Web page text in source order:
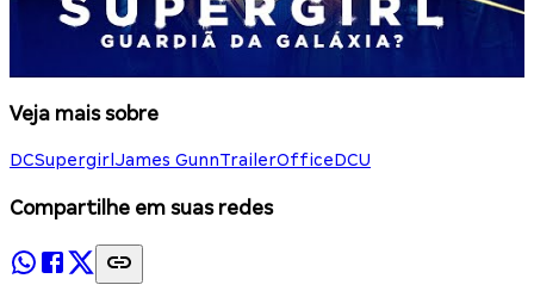
Veja mais sobre
DCSupergirl James GunnTrailerOfficeDCU
Compartilhe em suas redes